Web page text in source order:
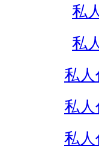
私
私
私人
私人
私人